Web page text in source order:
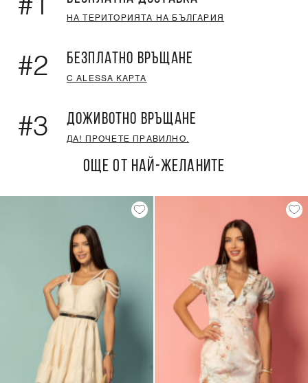
#1 НА ТЕРИТОРИЯТА НА БЪЛГАРИЯ
#2 БЕЗПЛАТНО ВРЪЩАНЕ
С ALESSA КАРТА
#3 ДОЖИВОТНО ВРЪЩАНЕ
ДА! ПРОЧЕТЕ ПРАВИЛНО.
ОЩЕ ОТ НАЙ-ЖЕЛАНИТЕ